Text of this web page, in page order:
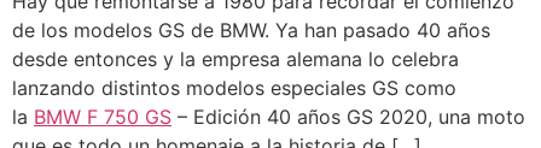
de los modelos GS de BMW. Ya han pasado 40 años
desde entonces y la empresa alemana lo celebra
lanzando distintos modelos especiales GS como
la BMW F 750 GS – Edición 40 años GS 2020, una moto